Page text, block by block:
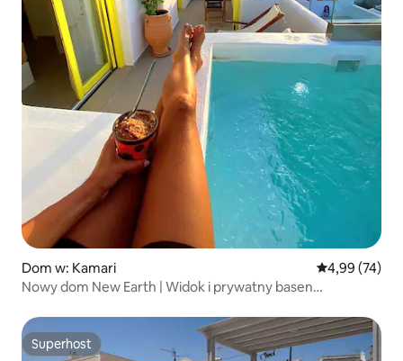
Dom w: Kamari Średnia
4,99 (74)
Nowy dom New Earth | Widok i prywatny basen
Superhost
Superhost